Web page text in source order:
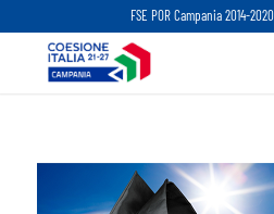
FSE POR Campania 2014-2020